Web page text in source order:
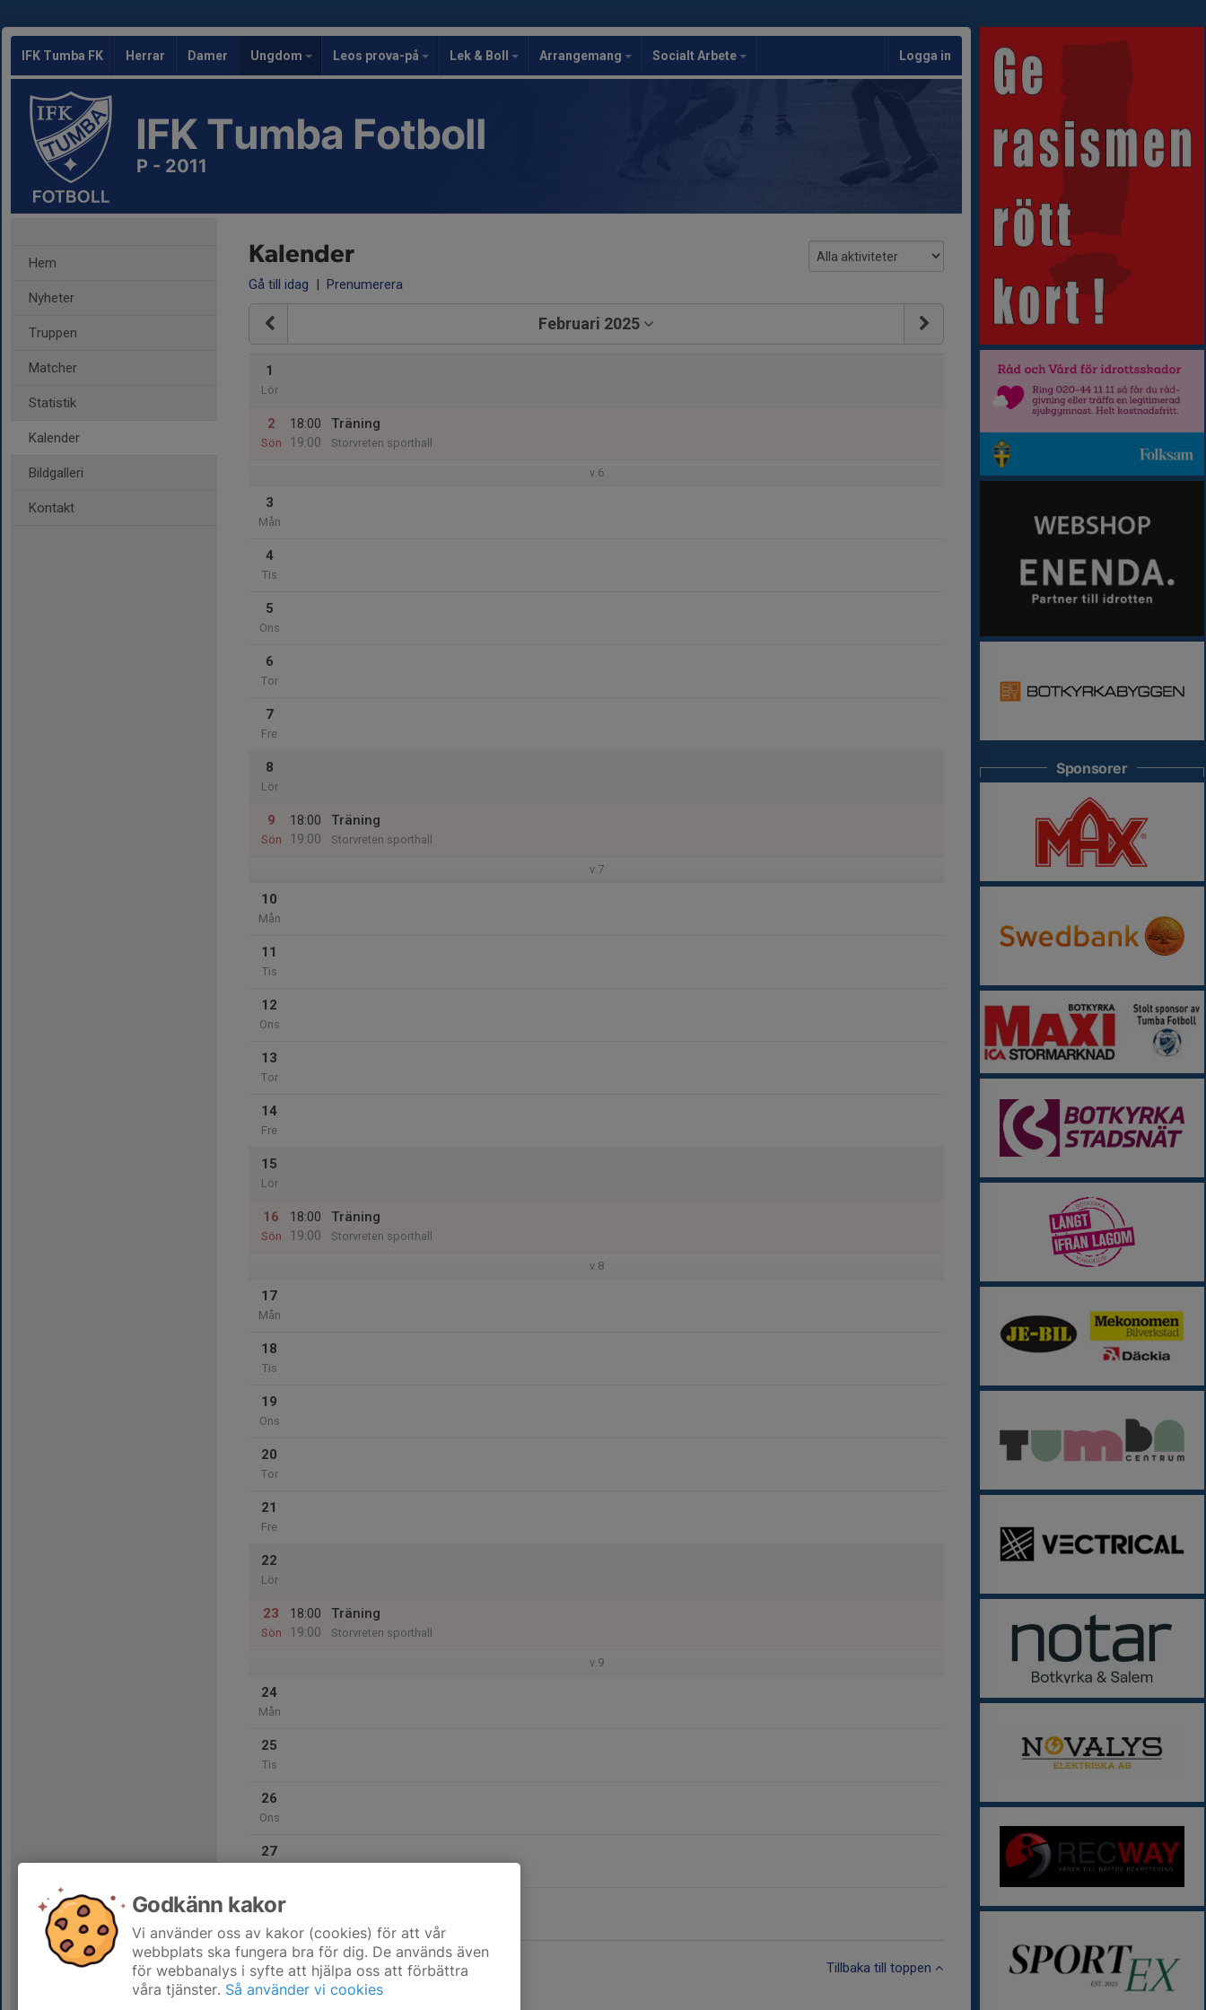
IFK Tumba FK Herrar Damer Ungdom Leos prova-på Lek & Boll Arrangemang Socialt Arbete Logga in
IFK Tumba Fotboll
P - 2011
Hem
Nyheter
Truppen
Matcher
Statistik
Kalender
Bildgalleri
Kontakt
Kalender
Gå till idag | Prenumerera
Februari 2025
1
Lör
2
Sön
18:00
19:00
Träning
Storvreten sporthall
v.6
3
Mån
4
Tis
5
Ons
6
Tor
7
Fre
8
Lör
9
Sön
18:00
19:00
Träning
Storvreten sporthall
v.7
10
Mån
11
Tis
12
Ons
13
Tor
14
Fre
15
Lör
16
Sön
18:00
19:00
Träning
Storvreten sporthall
v.8
17
Mån
18
Tis
19
Ons
20
Tor
21
Fre
22
Lör
23
Sön
18:00
19:00
Träning
Storvreten sporthall
v.9
24
Mån
25
Tis
26
Ons
27
28
Tillbaka till toppen
Sponsorer
Godkänn kakor
Vi använder oss av kakor (cookies) för att vår
webbplats ska fungera bra för dig. De används även
för webbanalys i syfte att hjälpa oss att förbättra
våra tjänster. Så använder vi cookies